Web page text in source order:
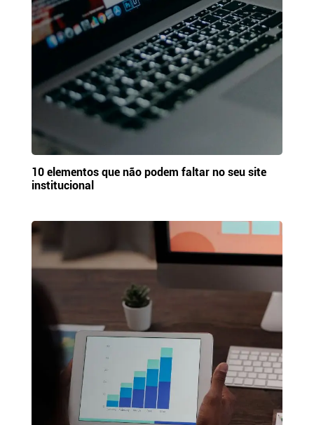
10 elementos que não podem faltar no seu site
institucional